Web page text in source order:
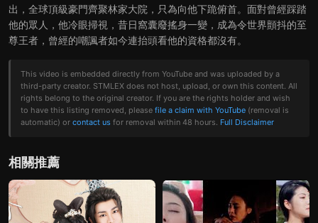
出，全球頂級豪門齊聚林家大院，只為向他下跪俯首。面對曾經踩踏
他的眾人，他冷眼掃視，昔日窩囊廢搖身一變，成為令世界顫抖的至
尊王者，曾經的嘲諷者如今連抬頭看他的資格都沒有。
This video is embedded directly from YouTube and was uploaded by a
third-party creator. STMLEX does not host, upload, or own this content. All
rights belong to the original creator. If you are the rights holder and wish
to have this listing removed, please file a claim with YouTube (removal is
automatic) or contact us for removal within 48 hours. Full Disclaimer
相關推薦